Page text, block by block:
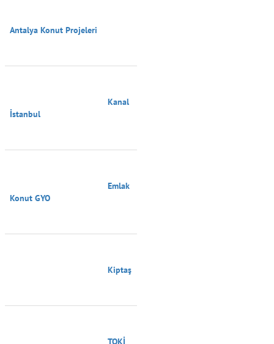
Antalya Konut Projeleri
İstanbul
Konut GYO